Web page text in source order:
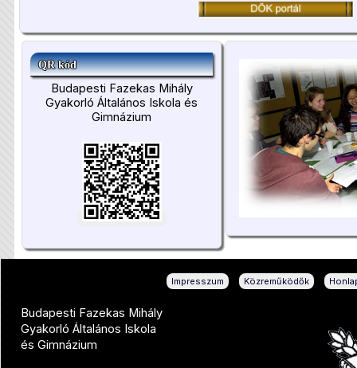
QR kód
Budapesti Fazekas Mihály
Gyakorló Általános Iskola és
Gimnázium
Impresszum Közreműködők
Budapesti Fazekas Mihály
Gyakorló Általános Iskola
és Gimnázium